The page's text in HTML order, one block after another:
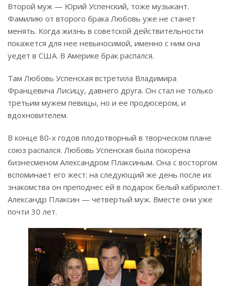
Второй муж — Юрий Успенский, тоже музыкант.
Фамилию от второго брака Любовь уже не станет
менять. Когда жизнь в советской действительности
покажется для нее невыносимой, именно с ним она
уедет в США. В Америке брак распался.
Там Любовь Успенская встретила Владимира
Францевича Лисицу, давнего друга. Он стал не только
третьим мужем певицы, но и ее продюсером, и
вдохновителем.
В конце 80-х годов плодотворный в творческом плане
союз распался. Любовь Успенская была покорена
бизнесменом Александром Плаксиным. Она с восторгом
вспоминает его жест: на следующий же день после их
знакомства он преподнес ей в подарок белый кабриолет.
Александр Плаксин — четвертый муж. Вместе они уже
почти 30 лет.